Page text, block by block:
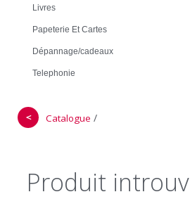
Livres
Papeterie Et Cartes
Dépannage/cadeaux
Telephonie
＜ Catalogue /
Produit